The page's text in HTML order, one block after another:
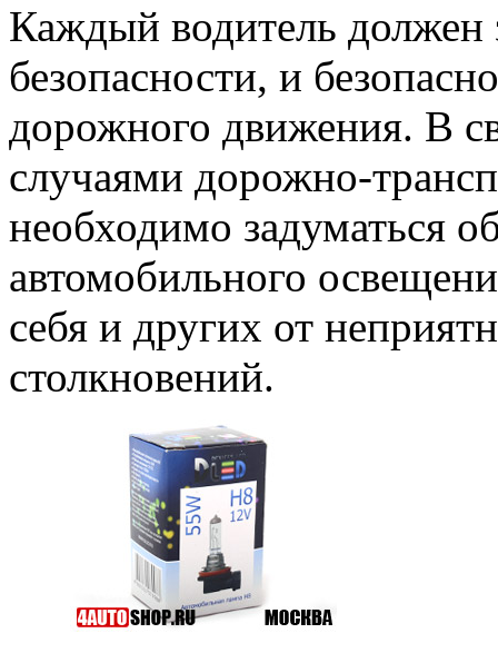
Каждый водитель должен
безопасности, и
дорожного движения. В
случаями дорожно-
необходимо задуматься
автомобильного
себя и других от
столкновений.